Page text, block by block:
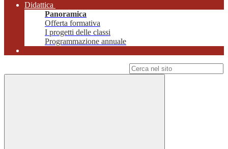
Didattica
Panoramica
Offerta formativa
I progetti delle classi
Programmazione annuale